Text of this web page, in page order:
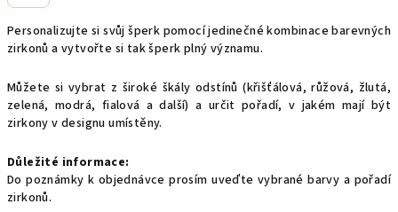
Personalizujte si svůj šperk pomocí jedinečné kombinace barevných
zirkonů a vytvořte si tak šperk plný významu.
Můžete si vybrat z široké škály odstínů (křišťálová, růžová, žlutá,
zelená, modrá, fialová a další) a určit pořadí, v jakém mají být
zirkony v designu umístěny.
Důležité informace:
Do poznámky k objednávce prosím uveďte vybrané barvy a pořadí
zirkonů.